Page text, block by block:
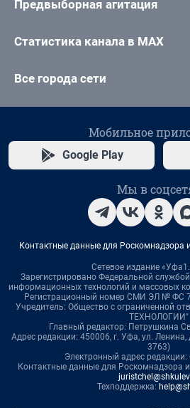
Предвыборная агитация
Статистика канала в MAX
Все города сети
Мобильное
Google Play
Мы в
Контактные данные для Роскомнадзора
Сетевое издание
Зарегистрировано Федеральной
информационных технологий и массовых
Регистрационный номер СМИ ЭЛ № ФС
Учредитель: Общество с ограниченной
ТЕХНОЛОГИИ"
Главный редактор: Петрушкина
Адрес редакции: 450006, г. Уфа, ул.
3763)
Электронный адрес редакции:
Контактные данные для Роскомнадзора
Техподдержка: